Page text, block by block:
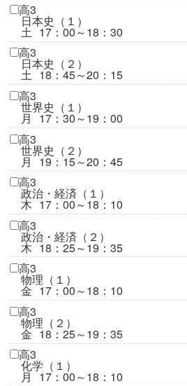
高3
日本史（１）
土 17：00～18：30
高3
日本史（２）
土 18：45～20：15
高3
世界史（１）
月 17：30～19：00
高3
世界史（２）
月 19：15～20：45
高3
政治・経済（１）
木 17：00～18：10
高3
政治・経済（２）
木 18：25～19：35
高3
物理（１）
金 17：00～18：10
高3
物理（２）
金 18：25～19：35
高3
化学（１）
月 17：00～18：10